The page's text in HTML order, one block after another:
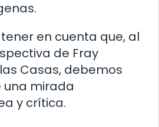
en cuenta que, al
de Fray
Casas, debemos
una mirada
y crítica.